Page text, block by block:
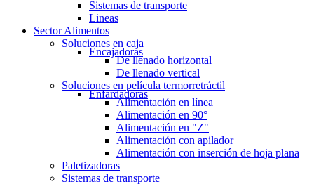
Sistemas de transporte
Lineas
Sector Alimentos
Soluciones en caja
Encajadoras
De llenado horizontal
De llenado vertical
Soluciones en película termorretráctil
Enfardadoras
Alimentación en línea
Alimentación en 90°
Alimentación en "Z"
Alimentación con apilador
Alimentación con inserción de hoja plana
Paletizadoras
Sistemas de transporte